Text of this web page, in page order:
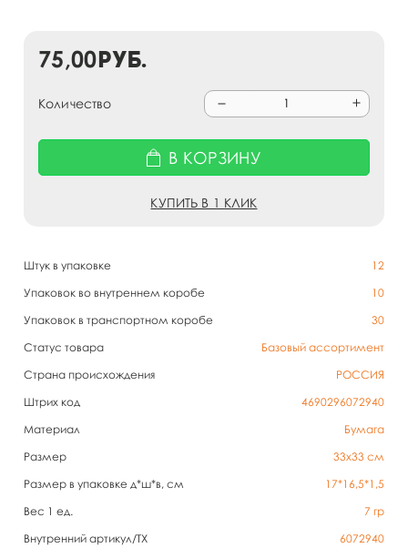
Штук в упаковке
12
Упаковок во внутреннем коробе
10
Упаковок в транспортном коробе
30
Статус товара
Базовый ассортимент
Страна происхождения
РОССИЯ
Штрих код
4690296072940
Материал
Бумага
Размер
33х33 см
Размер в упаковке д*ш*в, см
17*16,5*1,5
Вес 1 ед.
7 гр
Внутренний артикул/TX
6072940
75,00руб.
Количество
В КОРЗИНУ
КУПИТЬ В 1 КЛИК